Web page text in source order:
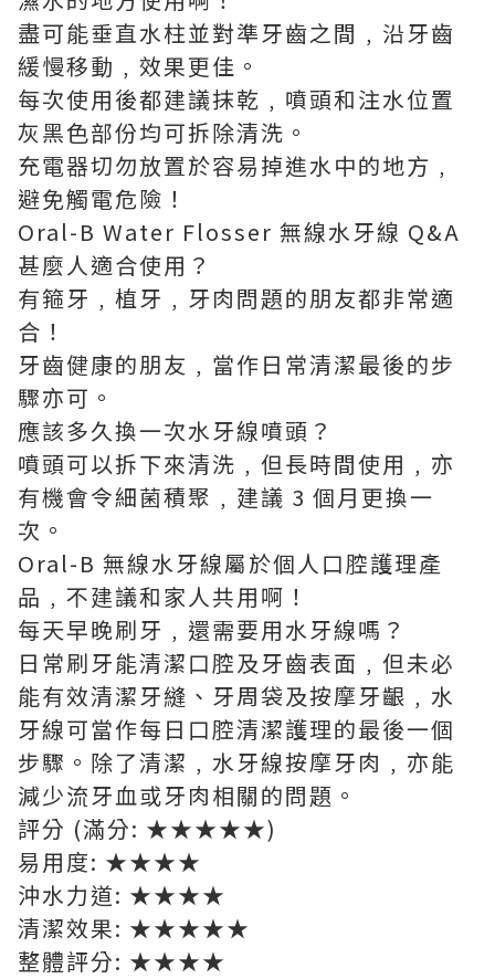
盡可能垂直水柱並對準牙齒之間﹐沿牙齒
緩慢移動﹐效果更佳。
每次使用後都建議抹乾﹐噴頭和注水位置
灰黑色部份均可拆除清洗。
充電器切勿放置於容易掉進水中的地方﹐
避免觸電危險！
Oral-B Water Flosser 無線水牙線 Q&A
甚麼人適合使用？
有箍牙﹐植牙﹐牙肉問題的朋友都非常適
合！
牙齒健康的朋友﹐當作日常清潔最後的步
驟亦可。
應該多久換一次水牙線噴頭？
噴頭可以拆下來清洗﹐但長時間使用﹐亦
有機會令細菌積聚﹐建議 3 個月更換一
次。
Oral-B 無線水牙線屬於個人口腔護理產
品﹐不建議和家人共用啊！
每天早晚刷牙﹐還需要用水牙線嗎？
日常刷牙能清潔口腔及牙齒表面﹐但未必
能有效清潔牙縫、牙周袋及按摩牙齦﹐水
牙線可當作每日口腔清潔護理的最後一個
步驟。除了清潔﹐水牙線按摩牙肉﹐亦能
減少流牙血或牙肉相關的問題。
評分 (滿分: ★★★★★)
易用度: ★★★★
沖水力道: ★★★★
清潔效果: ★★★★★
整體評分: ★★★★